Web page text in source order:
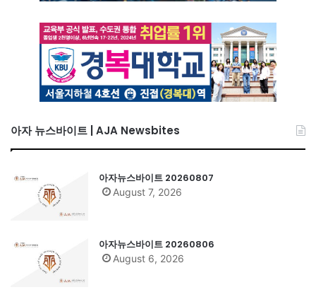
아자 뉴스바이트 | AJA Newsbites
아자뉴스바이트 20260807
August 7, 2026
아자뉴스바이트 20260806
August 6, 2026